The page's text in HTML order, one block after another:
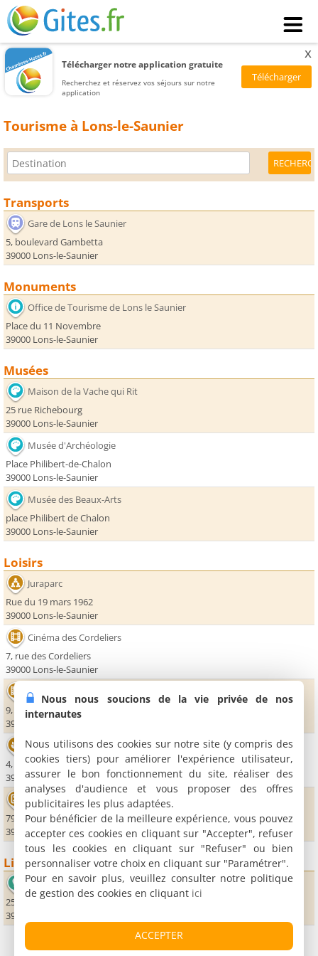
Télécharger notre application gratuite
Recherchez et réservez vos séjours sur notre
application
x
Tourisme à Lons-le-Saunier
Transports
Gare de Lons le Saunier
5, boulevard Gambetta
39000 Lons-le-Saunier
Monuments
Office de Tourisme de Lons le Saunier
Place du 11 Novembre
39000 Lons-le-Saunier
Musées
Maison de la Vache qui Rit
25 rue Richebourg
39000 Lons-le-Saunier
Musée d'Archéologie
Place Philibert-de-Chalon
39000 Lons-le-Saunier
Musée des Beaux-Arts
place Philibert de Chalon
39000 Lons-le-Saunier
Loisirs
Juraparc
Rue du 19 mars 1962
39000 Lons-le-Saunier
Cinéma des Cordeliers
7, rue des Cordeliers
39000 Lons-le-Saunier
Cinéma Le Palace
9, rue Pasteur
39000 Lons-le-Saunier
Thermes
4, rue Pavigny
39000 Lons-le-Saunier
Casino de Lons le Saunier
795, boulevard de l'Europe
39000 Lons-le-Saunier
Lieux sportifs
Espace Montgolfières
25, avenue Jean Moulin
39000 Lons-le-Saunier
Nous nous soucions de la vie privée de nos
internautes
Nous utilisons des cookies sur notre site (y compris des
cookies tiers) pour améliorer l'expérience utilisateur,
assurer le bon fonctionnement du site, réaliser des
analyses d'audience et vous proposer des offres
publicitaires les plus adaptées.
Pour bénéficier de la meilleure expérience, vous pouvez
accepter ces cookies en cliquant sur "Accepter", refuser
tous les cookies en cliquant sur "Refuser" ou bien
personnaliser votre choix en cliquant sur "Paramétrer".
Pour en savoir plus, veuillez consulter notre politique
de gestion des cookies en cliquant ici
ACCEPTER